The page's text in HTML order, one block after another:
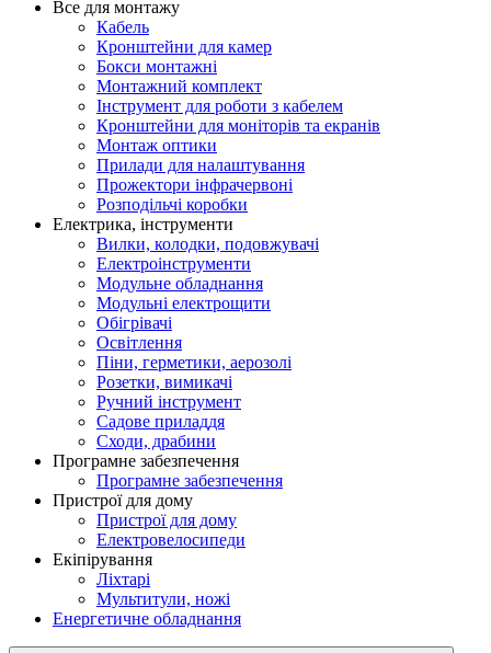
Все для монтажу
Кабель
Кронштейни для камер
Бокси монтажні
Монтажний комплект
Інструмент для роботи з кабелем
Кронштейни для моніторів та екранів
Монтаж оптики
Прилади для налаштування
Прожектори інфрачервоні
Розподільчі коробки
Електрика, інструменти
Вилки, колодки, подовжувачі
Електроінструменти
Модульне обладнання
Модульні електрощити
Обігрівачі
Освітлення
Піни, герметики, аерозолі
Розетки, вимикачі
Ручний інструмент
Садове приладдя
Сходи, драбини
Програмне забезпечення
Програмне забезпечення
Пристрої для дому
Пристрої для дому
Електровелосипеди
Екіпірування
Ліхтарі
Мультитули, ножі
Енергетичне обладнання